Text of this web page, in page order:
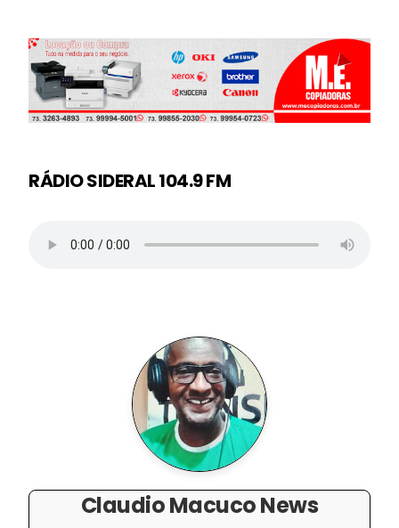
RÁDIO SIDERAL 104.9 FM
Claudio Macuco News